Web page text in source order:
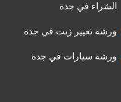
الشراء في جدة
ورشة تغيير زيت في جدة
ورشة سيارات في جدة